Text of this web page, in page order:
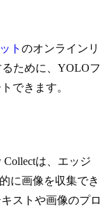
ト のオンラインリ
ために、YOLOフ
できます。
は、エッジ
に画像を収集でき
ストや画像のプロ